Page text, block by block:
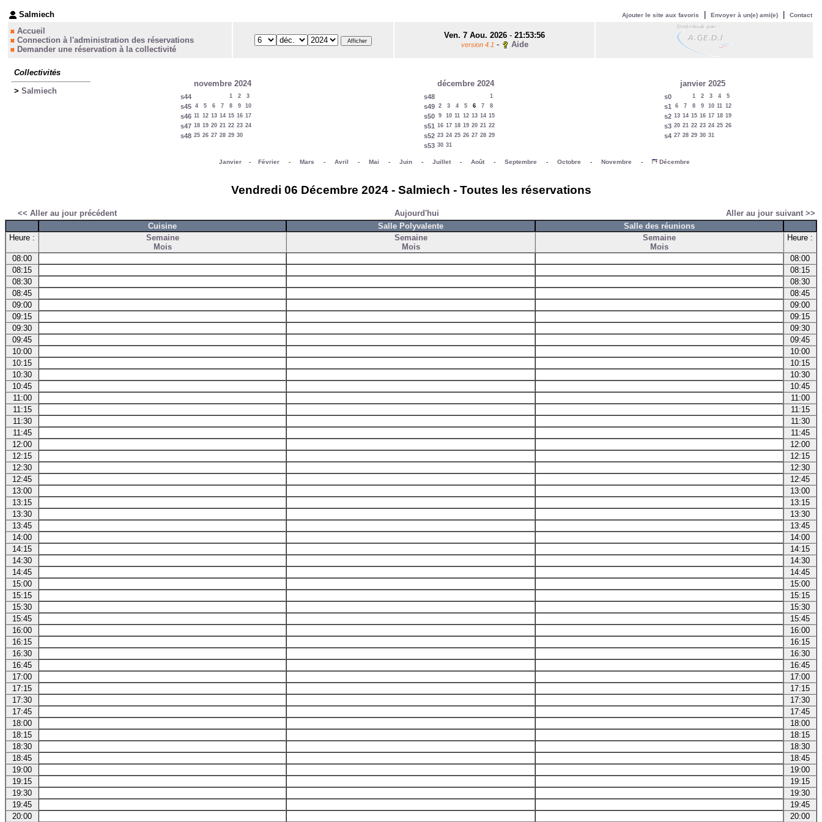
Salmiech Ajouter le site aux favoris Envoyer à un(e) ami(e) Contact
Accueil
Connection à l'administration des réservations
Demander une réservation à la collectivité
Ven. 7 Aou. 2026 - 21:53:56
version 4.1 - Aide
Collectivités
> Salmiech
novembre 2024
s44 1 2 3
s45 4 5 6 7 8 9 10
s46 11 12 13 14 15 16 17
s47 18 19 20 21 22 23 24
s48 25 26 27 28 29 30
décembre 2024
s48 1
s49 2 3 4 5 6 7 8
s50 9 10 11 12 13 14 15
s51 16 17 18 19 20 21 22
s52 23 24 25 26 27 28 29
s53 30 31
janvier 2025
s0 1 2 3 4 5
s1 6 7 8 9 10 11 12
s2 13 14 15 16 17 18 19
s3 20 21 22 23 24 25 26
s4 27 28 29 30 31
Janvier- Février- Mars - Avril - Mai - Juin- Juillet- Août- Septembre - Octobre - Novembre - Décembre
Vendredi 06 Décembre 2024 - Salmiech - Toutes les réservations
<< Aller au jour précédent Aujourd'hui
Aller au jour suivant >>
Cuisine
Salle Polyvalente
Salle des réunions
Heure :
Semaine
Mois
Semaine
Mois
Semaine
Mois
Heure :
08:00
08:00
08:15
08:15
08:30
08:30
08:45
08:45
09:00
09:00
09:15
09:15
09:30
09:30
09:45
09:45
10:00
10:00
10:15
10:15
10:30
10:30
10:45
10:45
11:00
11:00
11:15
11:15
11:30
11:30
11:45
11:45
12:00
12:00
12:15
12:15
12:30
12:30
12:45
12:45
13:00
13:00
13:15
13:15
13:30
13:30
13:45
13:45
14:00
14:00
14:15
14:15
14:30
14:30
14:45
14:45
15:00
15:00
15:15
15:15
15:30
15:30
15:45
15:45
16:00
16:00
16:15
16:15
16:30
16:30
16:45
16:45
17:00
17:00
17:15
17:15
17:30
17:30
17:45
17:45
18:00
18:00
18:15
18:15
18:30
18:30
18:45
18:45
19:00
19:00
19:15
19:15
19:30
19:30
19:45
19:45
20:00
20:00